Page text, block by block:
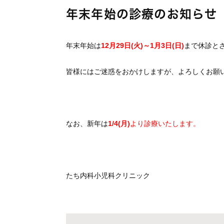
年末年始の診療のお知らせ
年末年始は12月29日(火)～1月3日(日) まで休診と
皆様にはご迷惑をおかけしますが、よろしくお願
なお、新年は1/4(月)より診療いたします。
たち内科小児科クリニック